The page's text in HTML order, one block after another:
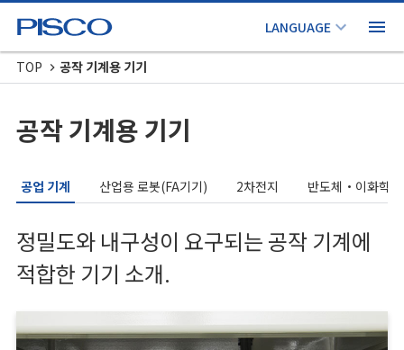
TOP 공작 기계용 기기
공작 기계용 기기
공업 기계 산업용 로봇(FA기기) 2차전지 반도체・이화학
정밀도와 내구성이 요구되는 공작 기계에
적합한 기기 소개.